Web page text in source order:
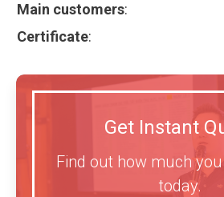
Main customers:
Certificate:
Get Instant
Find out how much
today.